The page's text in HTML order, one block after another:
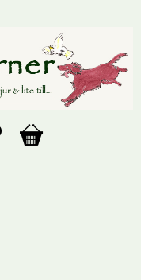
Favoriter
Kundvagn